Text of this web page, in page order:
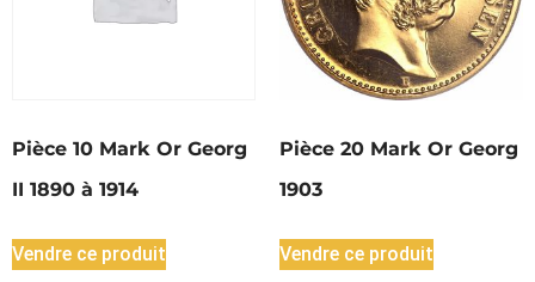
Pièce 10 Mark Or Georg
II 1890 à 1914
Vendre ce produit
Pièce 20 Mark Or Georg
1903
Vendre ce produit